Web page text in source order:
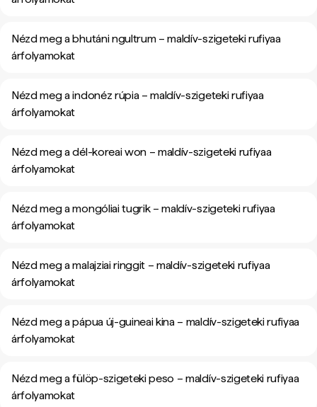
Nézd meg a bhutáni ngultrum – maldív-szigeteki rufiyaa
árfolyamokat
Nézd meg a indonéz rúpia – maldív-szigeteki rufiyaa
árfolyamokat
Nézd meg a dél-koreai won – maldív-szigeteki rufiyaa
árfolyamokat
Nézd meg a mongóliai tugrik – maldív-szigeteki rufiyaa
árfolyamokat
Nézd meg a malajziai ringgit – maldív-szigeteki rufiyaa
árfolyamokat
Nézd meg a pápua új-guineai kina – maldív-szigeteki rufiyaa
árfolyamokat
Nézd meg a fülöp-szigeteki peso – maldív-szigeteki rufiyaa
árfolyamokat